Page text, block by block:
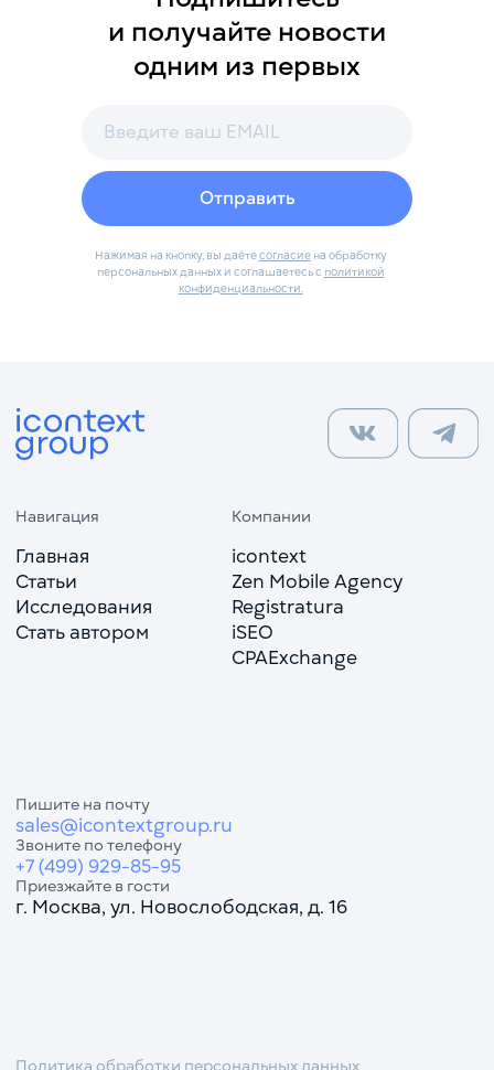
Отправить
Нажимая на кнопку, вы даётесогласиена обработку
персональных данных и соглашаетесь с политикой
конфиденциальности.
и получайте новости
одним из первых